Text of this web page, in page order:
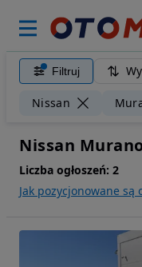
Filtruj
Nissan
Nissan
Liczba ogłoszeń: 2
Jak pozycjonowane są